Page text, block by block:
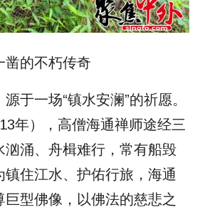
凿的不朽传奇
于一场“镇水安澜”的祈愿。
年），高僧海通禅师途经三
汹涌、舟楫难行，常有船毁
镇住江水、护佑行旅，海通
型佛像，以佛法的慈悲之